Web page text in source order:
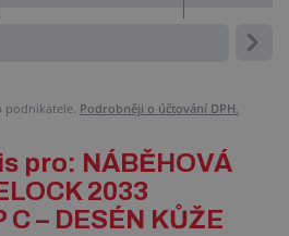
podnikatele. Podrobněji o účtování DPH.
pro: NÁBĚHOVÁ
2033
C – DESÉN KŮŽE